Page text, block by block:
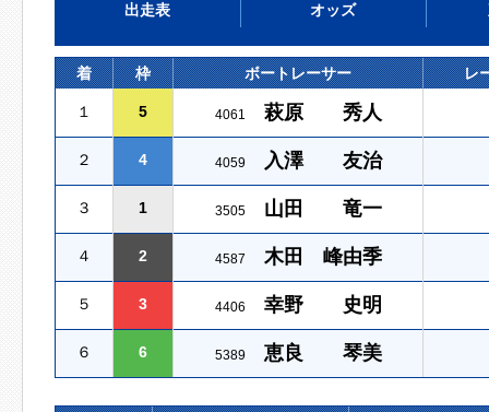
出走表 オッズ
着 枠 ボートレーサー レ
１ 5 4061 萩原 秀人
２ 4 4059 入澤 友治
３ 1 3505 山田 竜一
４ 2 4587 木田 峰由季
５ 3 4406 幸野 史明
６ 6 5389 恵良 琴美